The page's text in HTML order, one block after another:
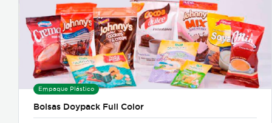
Empaque Plástico
Bolsas Doypack Full Color